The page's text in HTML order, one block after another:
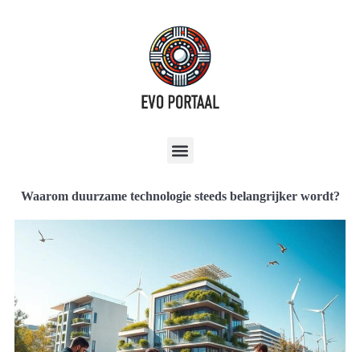
Waarom duurzame technologie steeds belangrijker wordt?